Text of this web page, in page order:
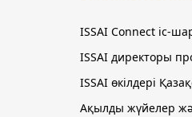
ISSAI Connect іс-
ISSAI директоры
ISSAI өкілдері
Ақылды жүйелер